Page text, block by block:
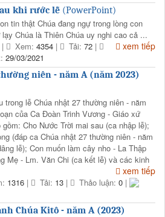
khi rước lễ (PowerPoint)
tin thật Chúa đang ngự trong lòng con
Chúa là Thiên Chúa uy nghi cao cả ...
xem tiếp
| Xem: 4354 | Tải: 72 |
29/03/2021
niên - năm A (năm 2023)
trong lễ Chúa nhật 27 thường niên - năm
của Ca Đoàn Trinh Vương - Giáo xứ
Cho Nước Trời mai sau (ca nhập lễ);
(đáp ca Chúa nhật 27 thường niên - năm
lễ); Con muốn làm cây nho - La Thập
Mẹ - Lm. Văn Chi (ca kết lễ) và các kinh
xem tiếp
1316 | Tải: 13 | Thảo luận: 0 |
Chúa Kitô - năm A (2023)